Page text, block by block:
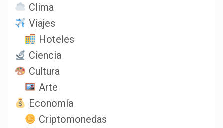
Clima
Viajes
Hoteles
Ciencia
Cultura
Arte
Economía
Criptomonedas